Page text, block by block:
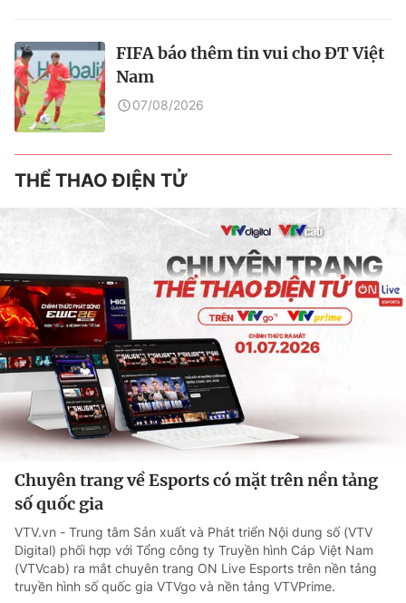
FIFA báo thêm tin vui cho ĐT Việt
Nam
07/08/2026
THỂ THAO ĐIỆN TỬ
Chuyên trang về Esports có mặt trên nền tảng
số quốc gia
VTV.vn - Trung tâm Sản xuất và Phát triển Nội dung số (VTV
Digital) phối hợp với Tổng công ty Truyền hình Cáp Việt Nam
(VTVcab) ra mắt chuyên trang ON Live Esports trên nền tảng
truyền hình số quốc gia VTVgo và nền tảng VTVPrime.